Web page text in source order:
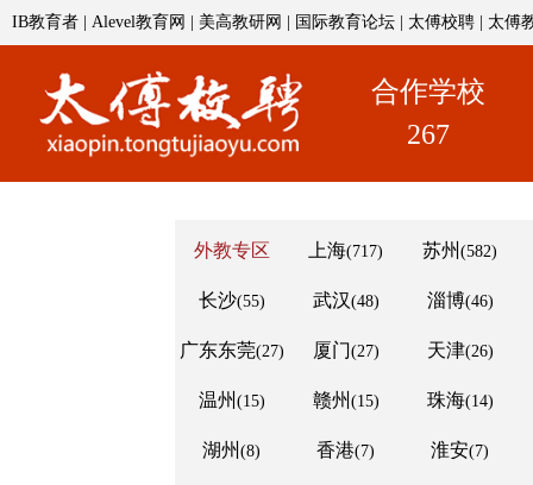
IB教育者 Alevel教育网 美高教研网 国际教育论坛 太傅校聘 太傅
合作学校
267
外教专区 上海(717) 苏州 (582)
长沙(55) 武汉(48) 淄博(46)
广东东莞(27) 厦门(27) 天津(26)
温州 (15) 赣州 (15) 珠海(14)
湖州 (8) 香港(7) 淮安(7)